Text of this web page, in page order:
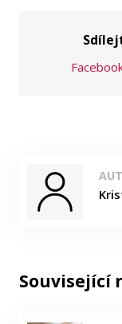
Související